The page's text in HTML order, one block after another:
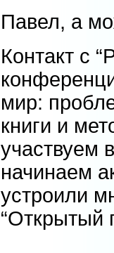
Павел, а
Контакт с
мир:
книги и
участвуем
начинаем
устроили
“Открытый